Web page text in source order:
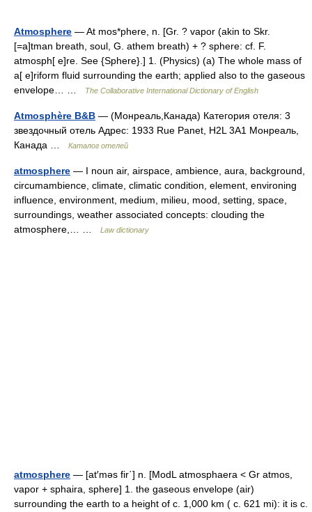
Atmosphere — At mos*phere, n. [Gr. ? vapor (akin to Skr.
[=a]tman breath, soul, G. athem breath) + ? sphere: cf. F.
atmosph[ e]re. See {Sphere}.] 1. (Physics) (a) The whole mass of
a[ e]riform fluid surrounding the earth; applied also to the gaseous
envelope… …
The Collaborative International Dictionary of English
Atmosphère B&B — (Монреаль,Канада) Категория отеля: 3
звездочный отель Адрес: 1933 Rue Panet, H2L 3A1 Монреаль,
Канада …
Каталог отелей
atmosphere — I noun air, airspace, ambience, aura, background,
circumambience, climate, climatic condition, element, environing
influence, environment, medium, milieu, mood, setting, space,
surroundings, weather associated concepts: clouding the
atmosphere,… …
Law dictionary
atmosphere — [at′məs fir΄] n. [ModL atmosphaera < Gr atmos,
vapor + sphaira, sphere] 1. the gaseous envelope (air)
surrounding the earth to a height of c. 1,000 km ( c. 621 mi): it is c.